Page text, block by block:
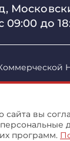
09:00 до
вы
программ.